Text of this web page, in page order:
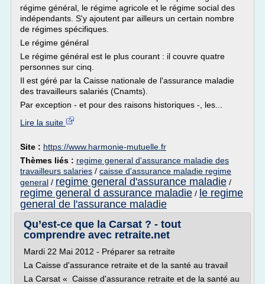
régime général, le régime agricole et le régime social des
indépendants. S'y ajoutent par ailleurs un certain nombre
de régimes spécifiques.
Le régime général
Le régime général est le plus courant : il couvre quatre
personnes sur cinq.
Il est géré par la Caisse nationale de l'assurance maladie
des travailleurs salariés (Cnamts).
Par exception - et pour des raisons historiques -, les...
Lire la suite
Site : https://www.harmonie-mutuelle.fr
Thèmes liés : regime general d'assurance maladie des
travailleurs salaries / caisse d'assurance maladie regime
general / regime general d'assurance maladie /
regime general d assurance maladie / le regime
general de l'assurance maladie
Qu’est-ce que la Carsat ? - tout
comprendre avec retraite.net
Mardi 22 Mai 2012 - Préparer sa retraite
La Caisse d'assurance retraite et de la santé au travail
La Carsat « Caisse d'assurance retraite et de la santé au